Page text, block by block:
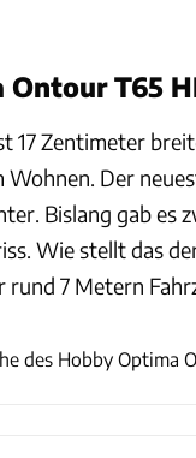
T65
17 Zentimeter
Wohnen. Der
Bislang gab es
Wie stellt das
rund 7 Metern
des Hobby Optima